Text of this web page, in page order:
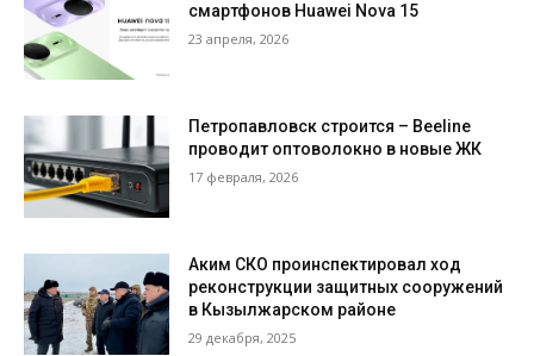
смартфонов Huawei Nova 15
23 апреля, 2026
Петропавловск строится – Beeline
проводит оптоволокно в новые ЖК
17 февраля, 2026
Аким СКО проинспектировал ход
реконструкции защитных сооружений
в Кызылжарском районе
29 декабря, 2025